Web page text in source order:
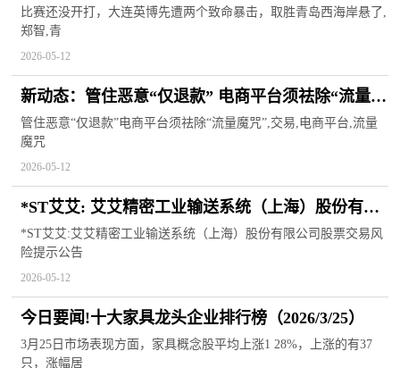
击，取胜青岛西海岸悬了
比赛还没开打，大连英博先遭两个致命暴击，取胜青岛西海岸悬了,
郑智,青
2026-05-12
新动态：管住恶意“仅退款” 电商平台须祛除“流量魔
咒”
管住恶意“仅退款”电商平台须祛除“流量魔咒”,交易,电商平台,流量
魔咒
2026-05-12
*ST艾艾: 艾艾精密工业输送系统（上海）股份有限
公司股票交易风险提示公告_当前信息
*ST艾艾:艾艾精密工业输送系统（上海）股份有限公司股票交易风
险提示公告
2026-05-12
今日要闻!十大家具龙头企业排行榜（2026/3/25）
3月25日市场表现方面，家具概念股平均上涨1 28%，上涨的有37
只，涨幅居